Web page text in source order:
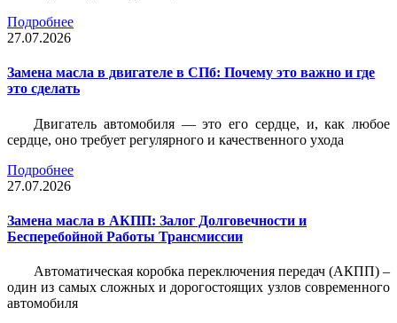
Подробнее
27.07.2026
Замена масла в двигателе в СПб: Почему это важно и где
это сделать
Двигатель автомобиля — это его сердце, и, как любое
сердце, оно требует регулярного и качественного ухода
Подробнее
27.07.2026
Замена масла в АКПП: Залог Долговечности и
Бесперебойной Работы Трансмиссии
Автоматическая коробка переключения передач (АКПП) –
один из самых сложных и дорогостоящих узлов современного
автомобиля